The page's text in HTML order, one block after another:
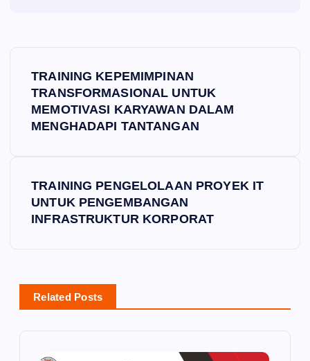
TRAINING KEPEMIMPINAN
TRANSFORMASIONAL UNTUK
MEMOTIVASI KARYAWAN DALAM
MENGHADAPI TANTANGAN
TRAINING PENGELOLAAN PROYEK IT
UNTUK PENGEMBANGAN
INFRASTRUKTUR KORPORAT
Related Posts